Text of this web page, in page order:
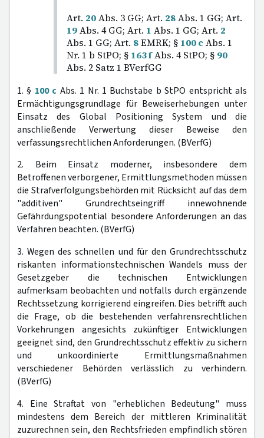
Art. 20Abs. 3 GG; Art. 28Abs. 1 GG; Art.
19Abs. 4 GG; Art. 1 Abs. 1 GG; Art. 2
Abs. 1 GG; Art. 8EMRK; § 100 cAbs. 1
Nr. 1 b StPO; § 163 fAbs. 4 StPO; § 90
Abs. 2 Satz 1 BVerfGG
1. § 100 c Abs. 1 Nr. 1 Buchstabe b StPO entspricht als
Ermächtigungsgrundlage für Beweiserhebungen unter
Einsatz des Global Positioning System und die
anschließende Verwertung dieser Beweise den
verfassungsrechtlichen Anforderungen. (BVerfG)
2. Beim Einsatz moderner, insbesondere dem
Betroffenen verborgener, Ermittlungsmethoden müssen
die Strafverfolgungsbehörden mit Rücksicht auf das dem
"additiven" Grundrechtseingriff innewohnende
Gefährdungspotential besondere Anforderungen an das
Verfahren beachten. (BVerfG)
3. Wegen des schnellen und für den Grundrechtsschutz
riskanten informationstechnischen Wandels muss der
Gesetzgeber die technischen Entwicklungen
aufmerksam beobachten und notfalls durch ergänzende
Rechtssetzung korrigierend eingreifen. Dies betrifft auch
die Frage, ob die bestehenden verfahrensrechtlichen
Vorkehrungen angesichts zukünftiger Entwicklungen
geeignet sind, den Grundrechtsschutz effektiv zu sichern
und unkoordinierte Ermittlungsmaßnahmen
verschiedener Behörden verlässlich zu verhindern.
(BVerfG)
4. Eine Straftat von "erheblichen Bedeutung" muss
mindestens dem Bereich der mittleren Kriminalität
zuzurechnen sein, den Rechtsfrieden empfindlich stören